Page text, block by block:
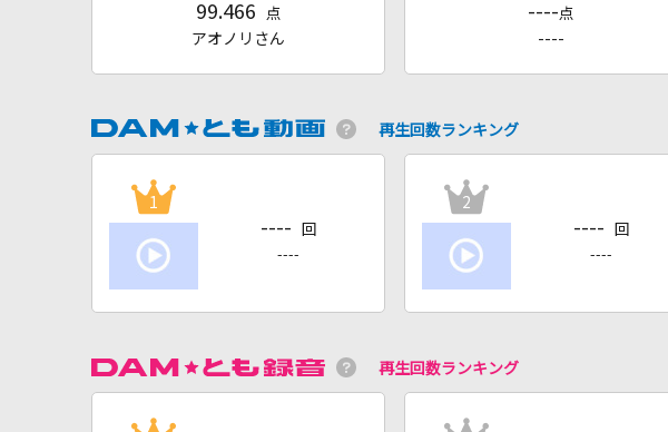
99.466
点
アオノリさん
---- 点
----
再生回数ランキング
1
---- 回
----
2
---- 回
----
再生回数ランキング